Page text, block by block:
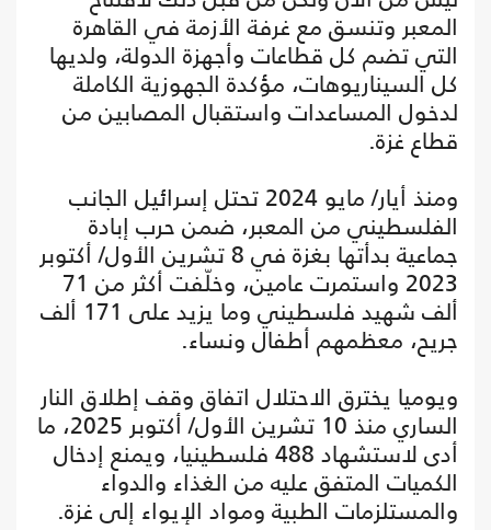
المعبر وتنسق مع غرفة الأزمة في القاهرة
التي تضم كل قطاعات وأجهزة الدولة، ولديها
كل السيناريوهات، مؤكدة الجهوزية الكاملة
لدخول المساعدات واستقبال المصابين من
قطاع غزة.
ومنذ أيار/ مايو 2024 تحتل إسرائيل الجانب
الفلسطيني من المعبر، ضمن حرب إبادة
جماعية بدأتها بغزة في 8 تشرين الأول/ أكتوبر
2023 واستمرت عامين، وخلّفت أكثر من 71
ألف شهيد فلسطيني وما يزيد على 171 ألف
جريح، معظمهم أطفال ونساء.
ويوميا يخترق الاحتلال اتفاق وقف إطلاق النار
الساري منذ 10 تشرين الأول/ أكتوبر 2025، ما
أدى لاستشهاد 488 فلسطينيا، ويمنع إدخال
الكميات المتفق عليه من الغذاء والدواء
والمستلزمات الطبية ومواد الإيواء إلى غزة.